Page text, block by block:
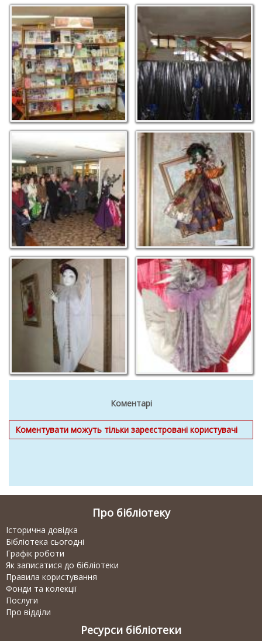
Коментарі
Коментувати можуть тільки зареєстровані користувачі
Про бібліотеку
Історична довідка
Бібліотека сьогодні
Графік роботи
Як записатися до бібліотеки
Правила користування
Фонди та колекції
Послуги
Про відділи
Ресурси бібліотеки